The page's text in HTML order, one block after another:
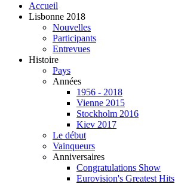
Accueil
Lisbonne 2018
Nouvelles
Participants
Entrevues
Histoire
Pays
Années
1956 - 2018
Vienne 2015
Stockholm 2016
Kiev 2017
Le début
Vainqueurs
Anniversaires
Congratulations Show
Eurovision's Greatest Hits